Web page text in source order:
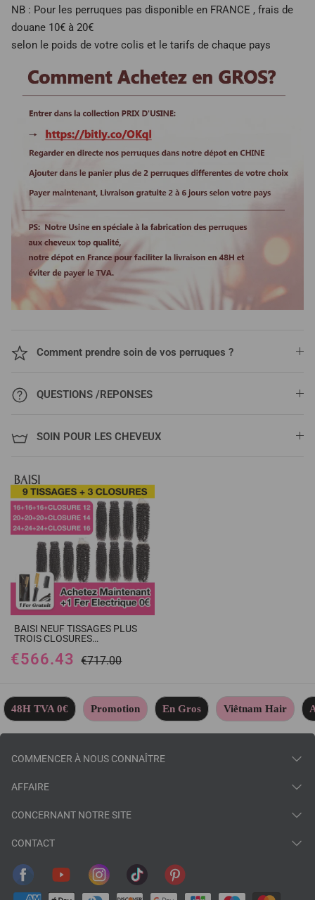
NB : Pour les perruques pas disponible en FRANCE , frais de
douane 10€ à 20€
selon le poids de votre colis et le tarifs de chaque pays
Comment prendre soin de vos perruques ?
QUESTIONS /REPONSES
SOIN POUR LES CHEVEUX
BAISI NEUF TISSAGES PLUS
TROIS CLOSURES
POUR REVENDRE
€566.43 €717.00
48H TVA 0€ Promotion En Gros Viêtnam Hair
COMMENCER À NOUS CONNAÎTRE
AFFAIRE
CONCERNANT NOTRE SITE
CONTACT